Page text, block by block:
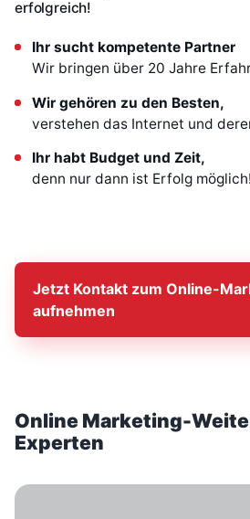
erfolgreich!
Ihr sucht kompetente Partner
Wir bringen über 20 Jahre
Wir gehören zu den Besten,
verstehen das Internet und
Ihr habt Budget und Zeit,
denn nur dann ist Erfolg möglich!
Jetzt Kontakt zum Online-
aufnehmen
Online Marketing-
Experten